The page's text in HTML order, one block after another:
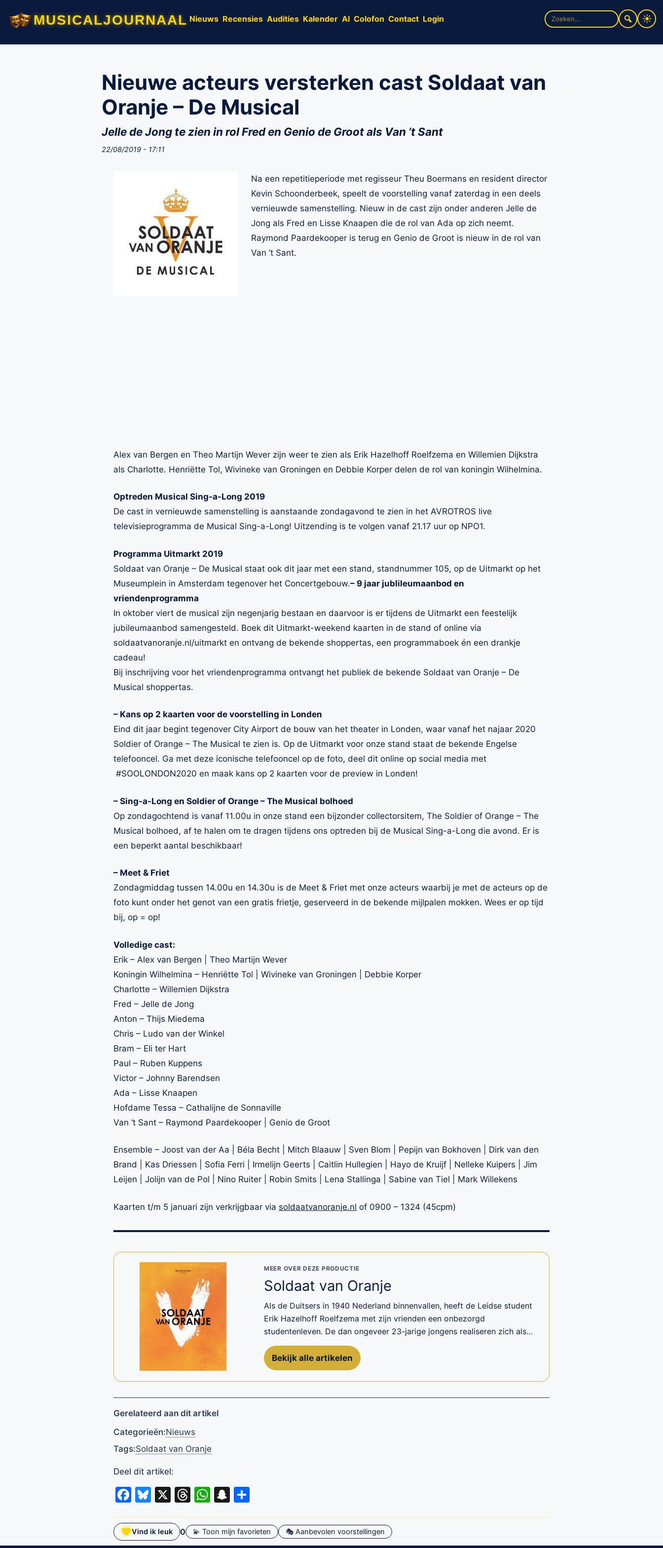
musicaljournaal Nieuws Recensies Audities Kalender AI Colofon Contact Login
Zoek
naar:
Nieuwe acteurs versterken cast Soldaat van
Oranje – De Musical
Jelle de Jong te zien in rol Fred en Genio de Groot als Van ’t Sant
22/08/2019 - 17:11
Na een repetitieperiode met regisseur Theu Boermans en resident director
Kevin Schoonderbeek, speelt de voorstelling vanaf zaterdag in een deels
vernieuwde samenstelling. Nieuw in de cast zijn onder anderen Jelle de
Jong als Fred en Lisse Knaapen die de rol van Ada op zich neemt.
Raymond Paardekooper is terug en Genio de Groot is nieuw in de rol van
Van ’t Sant.
Alex van Bergen en Theo Martijn Wever zijn weer te zien als Erik Hazelhoff Roelfzema en Willemien Dijkstra
als Charlotte. Henriëtte Tol, Wivineke van Groningen en Debbie Korper delen de rol van koningin Wilhelmina.
Optreden Musical Sing-a-Long 2019
De cast in vernieuwde samenstelling is aanstaande zondagavond te zien in het AVROTROS live
televisieprogramma de Musical Sing-a-Long! Uitzending is te volgen vanaf 21.17 uur op NPO1.
Programma Uitmarkt 2019
Soldaat van Oranje – De Musical staat ook dit jaar met een stand, standnummer 105, op de Uitmarkt op het
Museumplein in Amsterdam tegenover het Concertgebouw.– 9 jaar jublileumaanbod en
vriendenprogramma
In oktober viert de musical zijn negenjarig bestaan en daarvoor is er tijdens de Uitmarkt een feestelijk
jubileumaanbod samengesteld. Boek dit Uitmarkt-weekend kaarten in de stand of online via
soldaatvanoranje.nl/uitmarkt en ontvang de bekende shoppertas, een programmaboek én een drankje
cadeau!
Bij inschrijving voor het vriendenprogramma ontvangt het publiek de bekende Soldaat van Oranje – De
Musical shoppertas.
– Kans op 2 kaarten voor de voorstelling in Londen
Eind dit jaar begint tegenover City Airport de bouw van het theater in Londen, waar vanaf het najaar 2020
Soldier of Orange – The Musical te zien is. Op de Uitmarkt voor onze stand staat de bekende Engelse
telefooncel. Ga met deze iconische telefooncel op de foto, deel dit online op social media met
#SOOLONDON2020 en maak kans op 2 kaarten voor de preview in Londen!
– Sing-a-Long en Soldier of Orange – The Musical bolhoed
Op zondagochtend is vanaf 11.00u in onze stand een bijzonder collectorsitem, The Soldier of Orange – The
Musical bolhoed, af te halen om te dragen tijdens ons optreden bij de Musical Sing-a-Long die avond. Er is
een beperkt aantal beschikbaar!
– Meet & Friet
Zondagmiddag tussen 14.00u en 14.30u is de Meet & Friet met onze acteurs waarbij je met de acteurs op de
foto kunt onder het genot van een gratis frietje, geserveerd in de bekende mijlpalen mokken. Wees er op tijd
bij, op = op!
Volledige cast:
Erik – Alex van Bergen | Theo Martijn Wever
Koningin Wilhelmina – Henriëtte Tol | Wivineke van Groningen | Debbie Korper
Charlotte – Willemien Dijkstra
Fred – Jelle de Jong
Anton – Thijs Miedema
Chris – Ludo van der Winkel
Bram – Eli ter Hart
Paul – Ruben Kuppens
Victor – Johnny Barendsen
Ada – Lisse Knaapen
Hofdame Tessa – Cathalijne de Sonnaville
Van ‘t Sant – Raymond Paardekooper | Genio de Groot
Ensemble – Joost van der Aa | Béla Becht | Mitch Blaauw | Sven Blom | Pepijn van Bokhoven | Dirk van den
Brand | Kas Driessen | Sofia Ferri | Irmelijn Geerts | Caitlin Hullegien | Hayo de Kruijf | Nelleke Kuipers | Jim
Leijen | Jolijn van de Pol | Nino Ruiter | Robin Smits | Lena Stallinga | Sabine van Tiel | Mark Willekens
Kaarten t/m 5 januari zijn verkrijgbaar via soldaatvanoranje.nl of 0900 – 1324 (45cpm)
MEER OVER DEZE PRODUCTIE
Soldaat van Oranje
Als de Duitsers in 1940 Nederland binnenvallen, heeft de Leidse student
Erik Hazelhoff Roelfzema met zijn vrienden een onbezorgd
studentenleven. De dan ongeveer 23-jarige jongens realiseren zich als…
Bekijk alle artikelen
Gerelateerd aan dit artikel
Categorieën:Nieuws
Tags:Soldaat van Oranje
Deel dit artikel:
Facebook
Bluesky
X Threads
WhatsApp
Snapchat
Vind ik leuk 0 💫 Toon mijn favorieten 🎭 Aanbevolen voorstellingen